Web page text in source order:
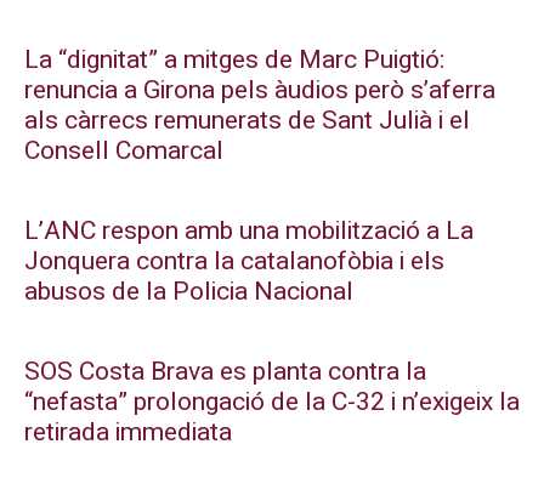
La “dignitat” a mitges de Marc Puigtió:
renuncia a Girona pels àudios però s’aferra
als càrrecs remunerats de Sant Julià i el
Consell Comarcal
L’ANC respon amb una mobilització a La
Jonquera contra la catalanofòbia i els
abusos de la Policia Nacional
SOS Costa Brava es planta contra la
“nefasta” prolongació de la C-32 i n’exigeix la
retirada immediata